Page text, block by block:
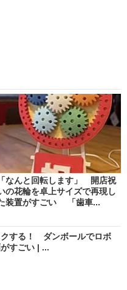
「なんと回転します」 開店祝
の花輪を卓上サイズで再現し
装置がすごい 「歯車...
クする！ ダンボールでロボ
すごい | ...